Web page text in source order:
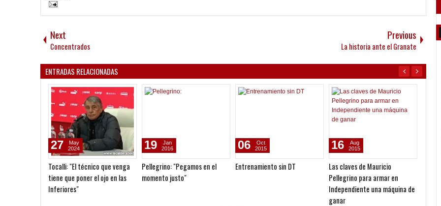
Next
Concentrados
Previous
La historia ante el Granate
ENTRADAS RELACIONADAS
Tocalli: "El técnico que venga
tiene que poner el ojo en las
Inferiores"
27
May
2024
Pellegrino: "Pegamos en el
momento justo"
19
Jan
2016
Entrenamiento sin DT
06
Oct
2015
Las claves de Mauricio
Pellegrino para armar en
Independiente una máquina de
ganar
16
Aug
2015
En